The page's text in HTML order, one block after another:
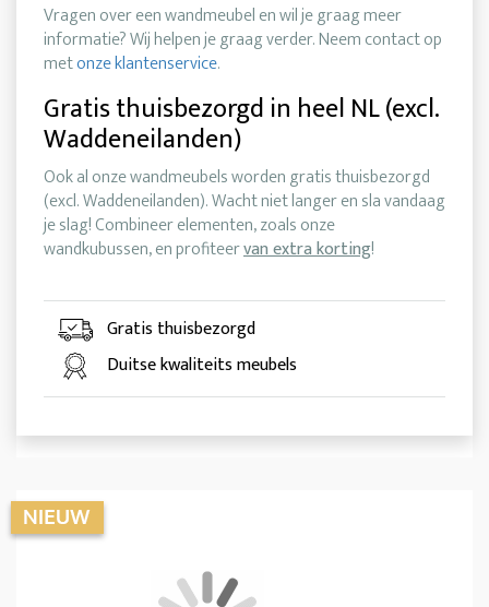
Vragen over een wandmeubel en wil je graag meer
informatie? Wij helpen je graag verder. Neem contact op
metonze klantenservice.
Gratis thuisbezorgd in heel NL (excl.
Waddeneilanden)
Ook al onze wandmeubels worden gratis thuisbezorgd
(excl. Waddeneilanden). Wacht niet langer en sla vandaag
je slag! Combineer elementen, zoals onze
wandkubussen, en profiteervan extra korting!
Gratis thuisbezorgd
Duitse kwaliteits meubels